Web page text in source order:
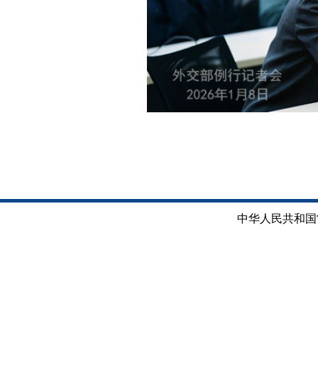
中华人民共和